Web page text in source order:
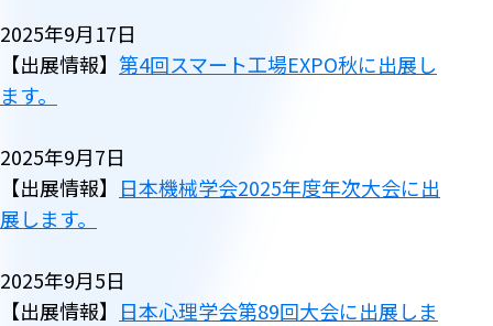
2025年9月17日
【出展情報】 第4回スマート工場EXPO秋に出展し
ます。
2025年9月7日
【出展情報】 日本機械学会2025年度年次大会に出
展します。
2025年9月5日
【出展情報】 日本心理学会第89回大会に出展しま